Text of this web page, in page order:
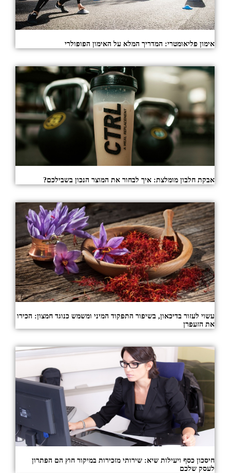
אימון פליאומטרי: המדריך המלא על האימון הפופולרי
אבקת חלבון מומלצת: איך לבחור את המוצר הנכון בשבילכם?
עשוי לעזור בדיכאון, בשיפור התפקוד המיני ומשמש כנוגד חמצון: הכירו
את הזעפרן
חיסכון כסף ויעילות שיא: שירותי מזכירות במיקור חוץ הם הפתרון
לעסק שלכם